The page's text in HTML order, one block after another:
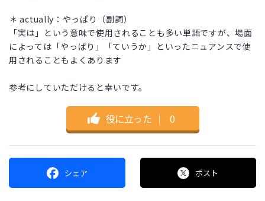
＊ actually：やっぱり（副詞）
「実は」という意味で使用されることも多い単語ですが、場面
によっては「やっぱり」「ていうか」といったニュアンスで使
用されることもよくあります
参考にしていただけると幸いです。
役に立った ｜ 0
シェア ポスト